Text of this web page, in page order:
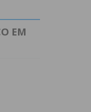
EM